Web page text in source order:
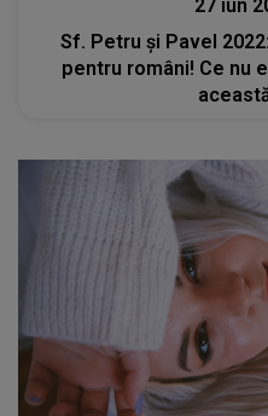
27 iun
Sf. Petru şi Pavel
pentru români! Ce nu